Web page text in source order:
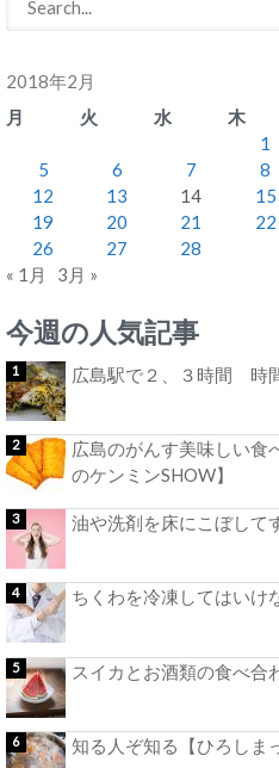
2018年2月
月
火 水 木
1
5
6 7 8
12
13 14 15
19
20 21 22
26
27
28
« 1月
3月 »
今週の人気記事
広島駅で２、３時間 時
広島のがんす美味しい食
のケンミンSHOW】
油や洗剤を床にこぼして
ちくわを冷凍してはいけ
スイカとお酒類の食べ合
知る人ぞ知る【ひろしま